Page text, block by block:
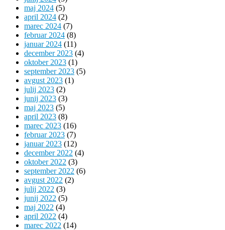
maj 2024 (5)
april 2024 (2)
marec 2024 (7)
februar 2024 (8)
januar 2024 (11)
december 2023 (4)
oktober 2023 (1)
september 2023 (5)
avgust 2023 (1)
julij 2023 (2)
junij 2023 (3)
maj 2023 (5)
april 2023 (8)
marec 2023 (16)
februar 2023 (7)
januar 2023 (12)
december 2022 (4)
oktober 2022 (3)
september 2022 (6)
avgust 2022 (2)
julij 2022 (3)
junij 2022 (5)
maj 2022 (4)
april 2022 (4)
marec 2022 (14)